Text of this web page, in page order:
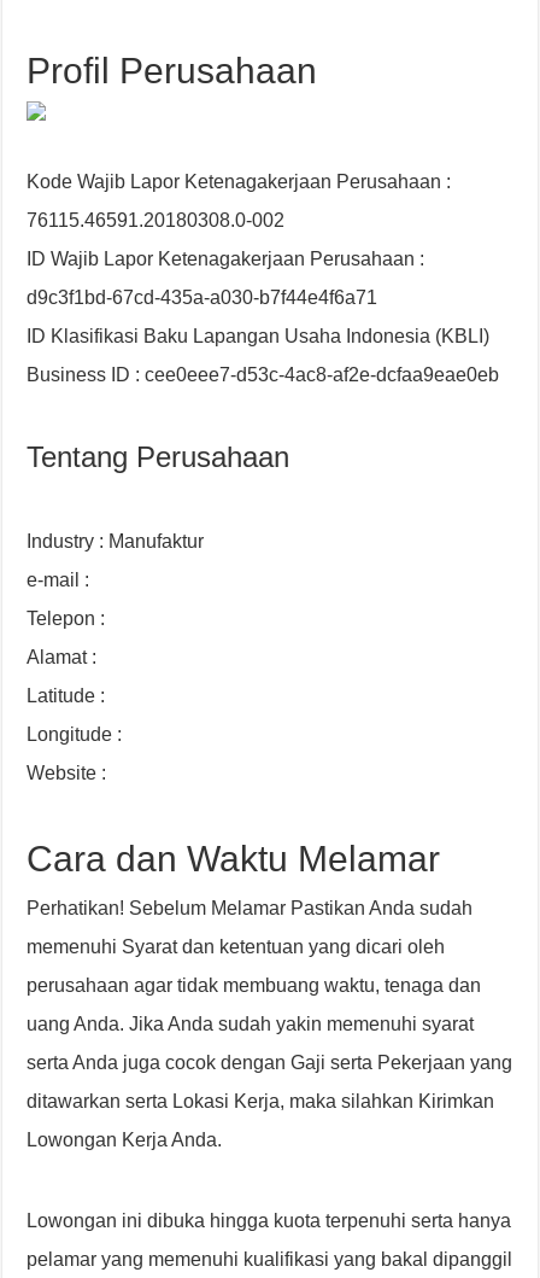
Profil Perusahaan
Kode Wajib Lapor Ketenagakerjaan Perusahaan :
76115.46591.20180308.0-002
ID Wajib Lapor Ketenagakerjaan Perusahaan :
d9c3f1bd-67cd-435a-a030-b7f44e4f6a71
ID Klasifikasi Baku Lapangan Usaha Indonesia (KBLI)
Business ID : cee0eee7-d53c-4ac8-af2e-dcfaa9eae0eb
Tentang Perusahaan
Industry : Manufaktur
e-mail :
Telepon :
Alamat :
Latitude :
Longitude :
Website :
Cara dan Waktu Melamar
Perhatikan! Sebelum Melamar Pastikan Anda sudah
memenuhi Syarat dan ketentuan yang dicari oleh
perusahaan agar tidak membuang waktu, tenaga dan
uang Anda. Jika Anda sudah yakin memenuhi syarat
serta Anda juga cocok dengan Gaji serta Pekerjaan yang
ditawarkan serta Lokasi Kerja, maka silahkan Kirimkan
Lowongan Kerja Anda.
Lowongan ini dibuka hingga kuota terpenuhi serta hanya
pelamar yang memenuhi kualifikasi yang bakal dipanggil